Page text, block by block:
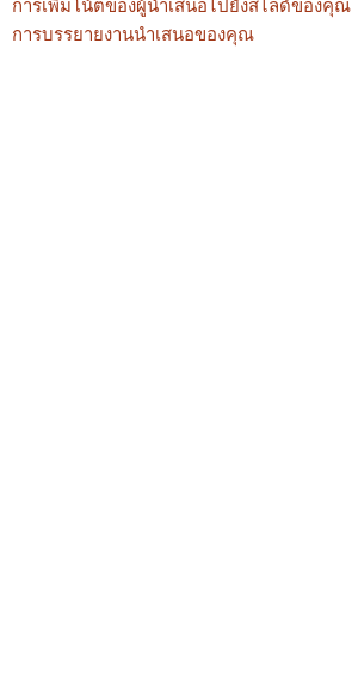
การเพิ่มโน้ตของผู้นำเสนอไปยังสไลด์ของคุณ
การบรรยายงานนำเสนอของคุณ